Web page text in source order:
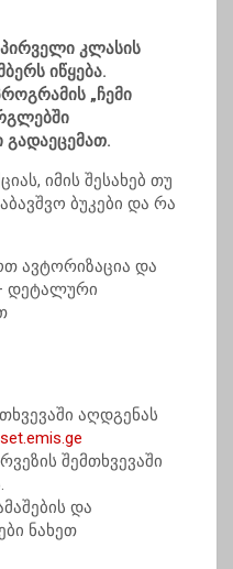
კლასის
იწყება.
„ჩემი
იმის შესახებ თუ
ბუკები და რა
ავტორიზაცია და
დეტალური
აღდგენას
შემთხვევაში
და
ნახეთ